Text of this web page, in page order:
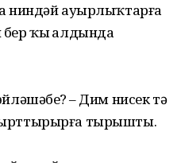
ниндәй ауырлыҡтарға
ҡыҙ алдында
– Дим нисек тә
тырышты.